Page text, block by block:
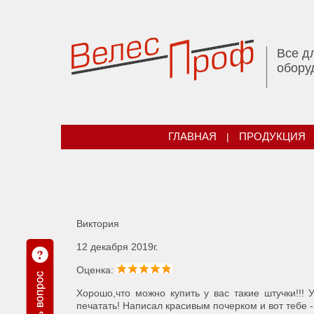
Все
ГЛАВНАЯ | ПРОДУКЦИЯ
Виктория
12 декабря 2019г.
Оценка:
Хорошо,что можно купить у вас такие
печатать! Написал красивым почерком и вот